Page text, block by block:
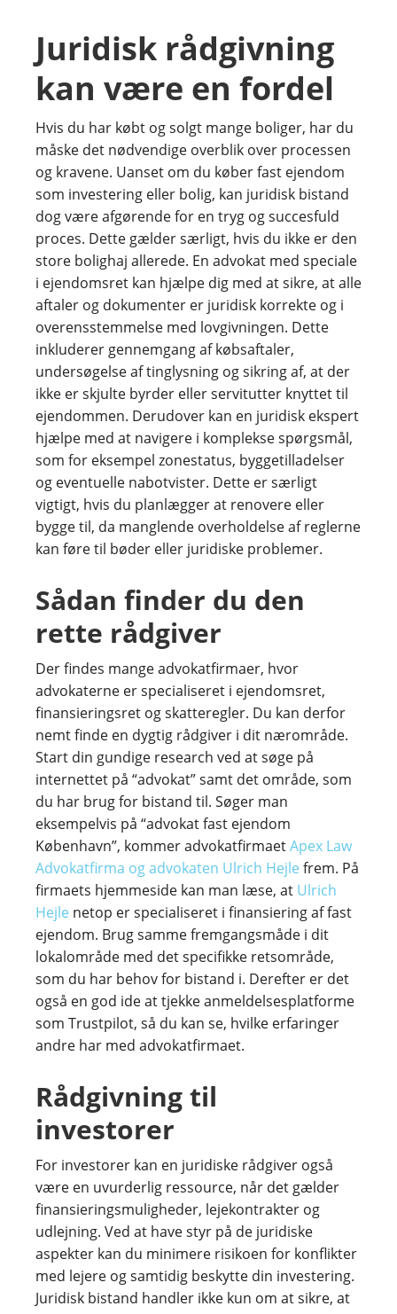
Juridisk rådgivning
kan være en fordel
Hvis du har købt og solgt mange boliger, har du
måske det nødvendige overblik over processen
og kravene. Uanset om du køber fast ejendom
som investering eller bolig, kan juridisk bistand
dog være afgørende for en tryg og succesfuld
proces. Dette gælder særligt, hvis du ikke er den
store bolighaj allerede. En advokat med speciale
i ejendomsret kan hjælpe dig med at sikre, at alle
aftaler og dokumenter er juridisk korrekte og i
overensstemmelse med lovgivningen. Dette
inkluderer gennemgang af købsaftaler,
undersøgelse af tinglysning og sikring af, at der
ikke er skjulte byrder eller servitutter knyttet til
ejendommen. Derudover kan en juridisk ekspert
hjælpe med at navigere i komplekse spørgsmål,
som for eksempel zonestatus, byggetilladelser
og eventuelle nabotvister. Dette er særligt
vigtigt, hvis du planlægger at renovere eller
bygge til, da manglende overholdelse af reglerne
kan føre til bøder eller juridiske problemer.
Sådan finder du den
rette rådgiver
Der findes mange advokatfirmaer, hvor
advokaterne er specialiseret i ejendomsret,
finansieringsret og skatteregler. Du kan derfor
nemt finde en dygtig rådgiver i dit nærområde.
Start din gundige research ved at søge på
internettet på “advokat” samt det område, som
du har brug for bistand til. Søger man
eksempelvis på “advokat fast ejendom
København”, kommer advokatfirmaetApex Law
Advokatfirma og advokaten Ulrich Hejle frem. På
firmaets hjemmeside kan man læse, at Ulrich
Hejle netop er specialiseret i finansiering af fast
ejendom. Brug samme fremgangsmåde i dit
lokalområde med det specifikke retsområde,
som du har behov for bistand i. Derefter er det
også en god ide at tjekke anmeldelsesplatforme
som Trustpilot, så du kan se, hvilke erfaringer
andre har med advokatfirmaet.
Rådgivning til
investorer
For investorer kan en juridiske rådgiver også
være en uvurderlig ressource, når det gælder
finansieringsmuligheder, lejekontrakter og
udlejning. Ved at have styr på de juridiske
aspekter kan du minimere risikoen for konflikter
med lejere og samtidig beskytte din investering.
Juridisk bistand handler ikke kun om at sikre, at